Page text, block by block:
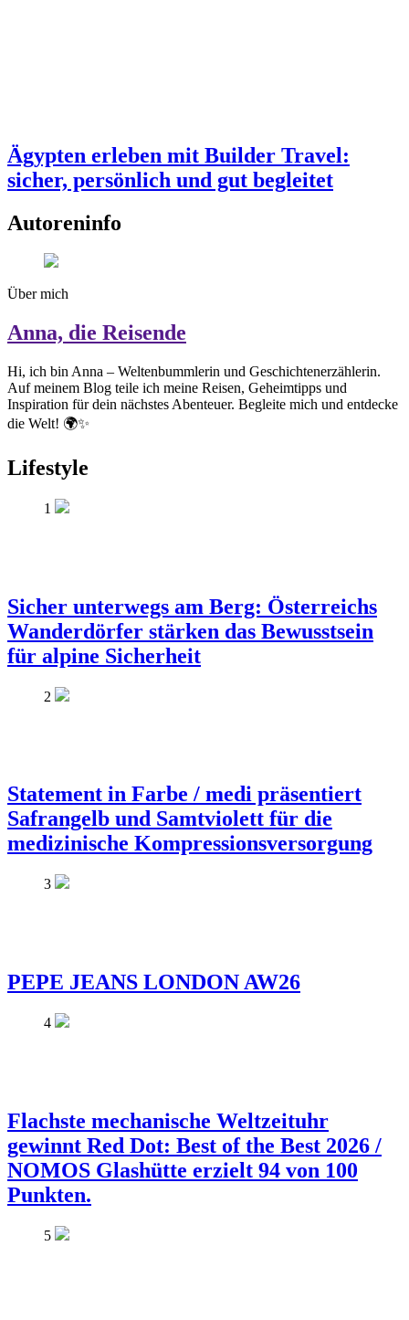
Ägypten erleben mit Builder Travel:
sicher, persönlich und gut begleitet
Autoreninfo
Über mich
Anna, die Reisende
Hi, ich bin Anna – Weltenbummlerin und Geschichtenerzählerin.
Auf meinem Blog teile ich meine Reisen, Geheimtipps und
Inspiration für dein nächstes Abenteuer. Begleite mich und entdecke
die Welt! 🌍✨
Lifestyle
1
Sicher unterwegs am Berg: Österreichs
Wanderdörfer stärken das Bewusstsein
für alpine Sicherheit
2
Statement in Farbe / medi präsentiert
Safrangelb und Samtviolett für die
medizinische Kompressionsversorgung
3
PEPE JEANS LONDON AW26
4
Flachste mechanische Weltzeituhr
gewinnt Red Dot: Best of the Best 2026 /
NOMOS Glashütte erzielt 94 von 100
Punkten.
5